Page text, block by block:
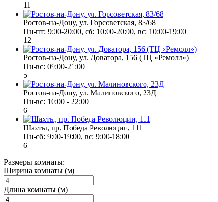
11
Ростов-на-Дону, ул. Горсоветская, 83/68
Пн-пт: 9:00-20:00, сб: 10:00-20:00, вс: 10:00-19:00
12
Ростов-на-Дону, ул. Доватора, 156 (ТЦ «Ремолл»)
Пн-вс: 09:00-21:00
5
Ростов-на-Дону, ул. Малиновского, 23Д
Пн-вс: 10:00 - 22:00
6
Шахты, пр. Победа Революции, 111
Пн-сб: 9:00-19:00, вс: 9:00-18:00
6
Размеры комнаты:
Ширина комнаты (м)
Длина комнаты (м)